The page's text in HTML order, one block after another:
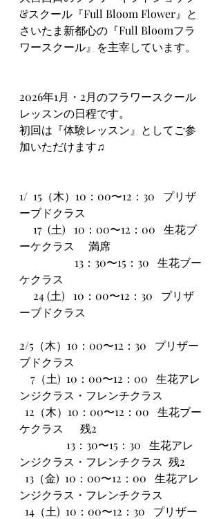
&スクール『Full Bloom Flower』と
さいたま新都心の『Full Bloomフラ
ワースクール』を主宰しています。
2026年1月・2月のフラワースクール
レッスンの日程です。
初回は『体験レッスン』としてご参
加いただけます♫
1/  15（木）10：00〜12：30   プリザ
ーブドクラス
17  (土)   10：00〜12：00   生花ブ
ーケクラス　 満席
13：30〜15：30   生花ブー
ケクラス
24 (土)   10：00〜12：30   プリザ
ーブドクラス
2/5（木）10：00〜12：30   プリザー
ブドクラス
7（土)  10：00〜12：00   生花アレ
ンジクラス・フレンチクラス
12（木）10：00〜12：00   生花ブー
ケクラス      残2
13：30〜15：30   生花アレ
ンジクラス・フレンチクラス  残2
13（金)  10：00〜12：00   生花アレ
ンジクラス・フレンチクラス
14（土)  10：00〜12：30   プリザー